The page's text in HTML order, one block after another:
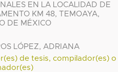
EN LA LOCALIDAD DE
KM 48, TEMOAYA,
DE MÉXICO
LÓPEZ, ADRIANA
de tesis, compilador(es) o